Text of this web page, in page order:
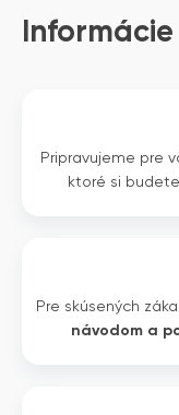
Pripravujeme pre
ktoré si
Pre skúsených
návodom a